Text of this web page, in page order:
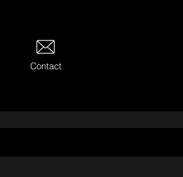
Contact